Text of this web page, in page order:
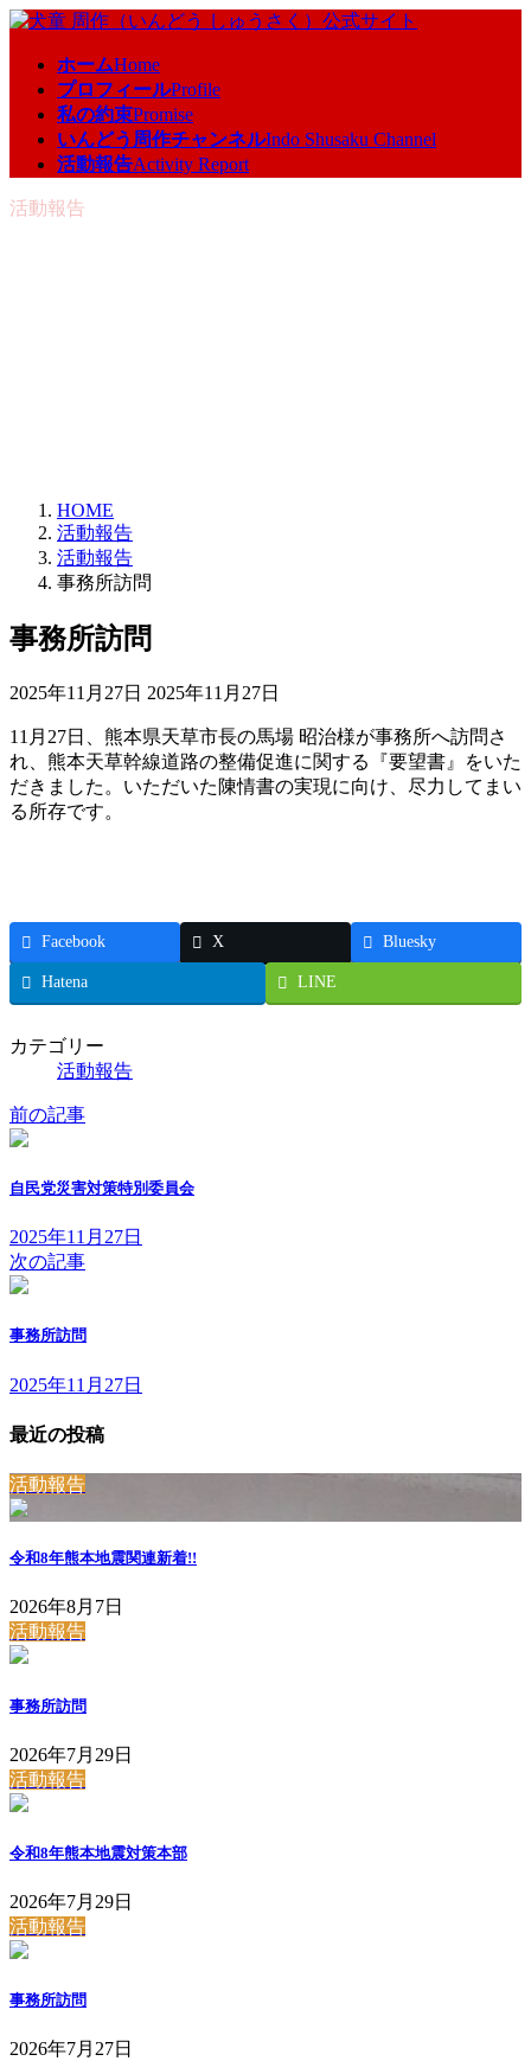
コ
ッ
ナ
移
ホームHome
プロフィールProfile
私の約束Promise
いんどう周作チャンネルIndo Shusaku Channel
活動報告Activity Report
活動報告
HOME
活動報告
活動報告
事務所訪問
事務所訪問
2025年11月27日 最
更
新
日
2025年11月27日
11月27日、熊本県天草市長の馬場 昭治様が事務所へ訪問さ
れ、熊本天草幹線道路の整備促進に関する『要望書』をいた
だきました。いただいた陳情書の実現に向け、尽力してまい
る所存です。
Facebook X Bluesky
Hatena LINE
カテゴリー
活動報告
前の記事
自民党災害対策特別委員会
2025年11月27日
次の記事
事務所訪問
2025年11月27日
最近の投稿
活動報告
令和8年熊本地震関連新着!!
2026年8月7日
活動報告
事務所訪問
2026年7月29日
活動報告
令和8年熊本地震対策本部
2026年7月29日
活動報告
事務所訪問
2026年7月27日